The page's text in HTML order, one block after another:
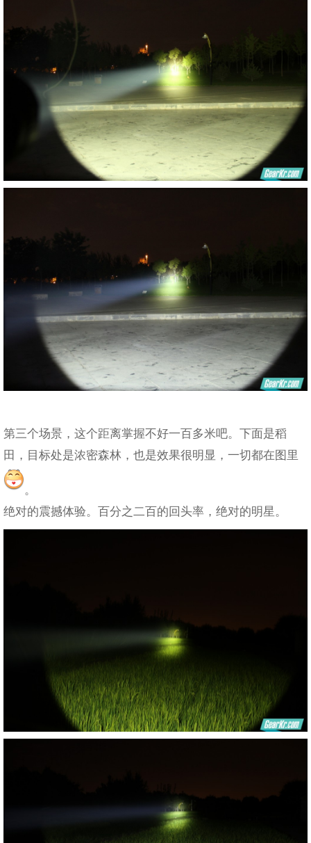
第三个场景，这个距离掌握不好一百多米吧。下面是稻
田，目标处是浓密森林，也是效果很明显，一切都在图里
。
绝对的震撼体验。百分之二百的回头率，绝对的明星。